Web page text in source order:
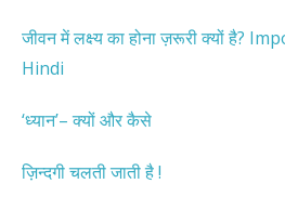
जीवन में लक्ष्य का होना ज़रूरी क्यों है?
Hindi
‘ध्यान’– क्यों और कैसे
ज़िन्दगी चलती जाती है !